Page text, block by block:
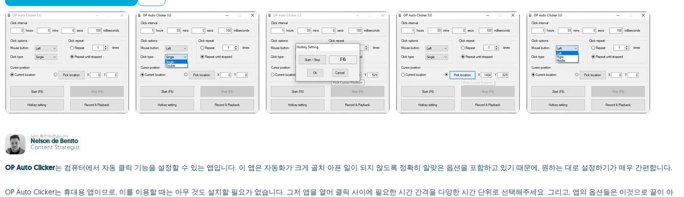
님이 확인하였습니다
Nelson de Benito
Content Strategist
OP Auto Clicker는 컴퓨터에서 자동 클릭 기능을 설정할 수 있는 앱입니다. 이 앱은 자동화가 크게 골치 아픈 일이 되지 않도록 정확히 알맞은 옵션을 포함하고 있기 때문에, 원하는 대로 설정하기가 매우 간편합니다.
OP Auto Clicker는 휴대용 앱이므로, 이를 이용할 때는 아무 것도 설치할 필요가 없습니다. 그저 앱을 열어 클릭 사이에 필요한 시간 간격을 다양한 시간 단위로 선택해주세요. 그리고, 앱의 옵션들은 이것으로 끝이 아